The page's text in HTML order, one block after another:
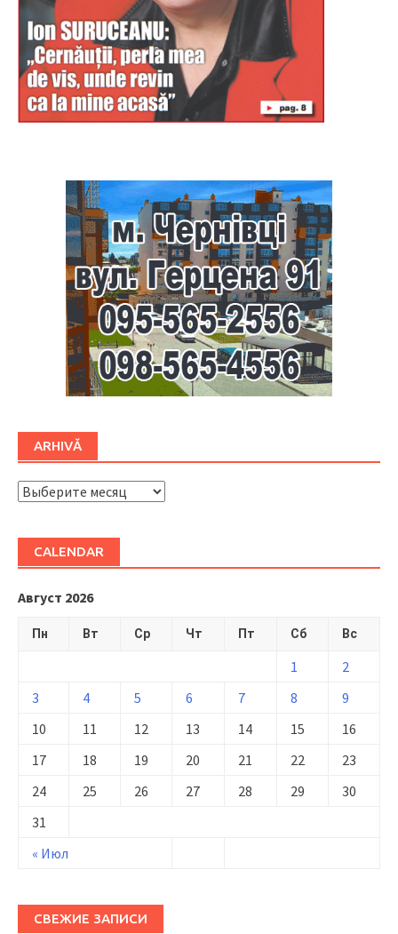
ARHIVĂ
ARHIVĂ
CALENDAR
Август 2026
Пн Вт Ср Чт Пт Сб Вс
« Июл
1
2
3
4 5 6 7 8
9
10
11 12 13 14 15
16
17
18 19 20 21 22
23
24
25 26 27 28 29
30
31
СВЕЖИЕ ЗАПИСИ